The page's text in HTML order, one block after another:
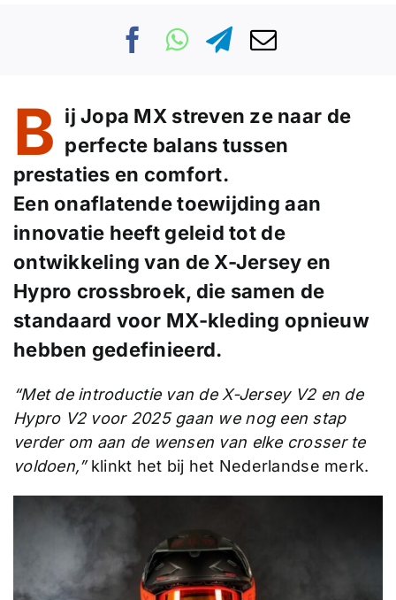
B ij Jopa MX streven ze naar de
perfecte balans tussen
prestaties en comfort.
Een onaflatende toewijding aan
innovatie heeft geleid tot de
ontwikkeling van de X-Jersey en
Hypro crossbroek, die samen de
standaard voor MX-kleding opnieuw
hebben gedefinieerd.
“Met de introductie van de X-Jersey V2 en de
Hypro V2 voor 2025 gaan we nog een stap
verder om aan de wensen van elke crosser te
voldoen,”klinkt het bij het Nederlandse merk.